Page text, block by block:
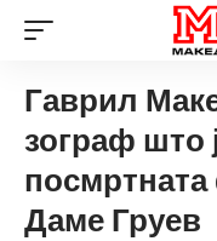
Гаврил
зограф што
Даме Груев